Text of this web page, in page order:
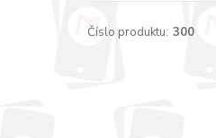
Číslo produktu: 300